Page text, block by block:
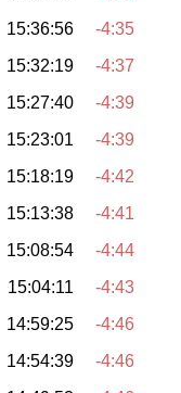
15:36:56
-4:35
15:32:19
-4:37
15:27:40
-4:39
15:23:01
-4:39
15:18:19
-4:42
15:13:38
-4:41
15:08:54
-4:44
15:04:11
-4:43
14:59:25
-4:46
14:54:39
-4:46